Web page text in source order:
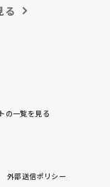
る
の一覧を見る
外部送信ポリシー